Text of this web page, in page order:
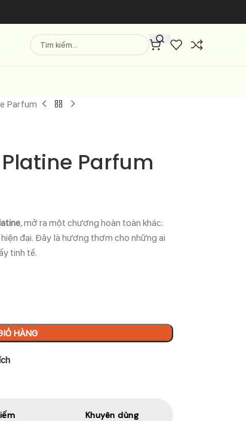
Parfum
Platine Parfum
, mở ra một chương hoàn toàn khác:
đại. Đây là hương thơm cho những ai
tinh tế.
HÀNG
Khuyên dùng